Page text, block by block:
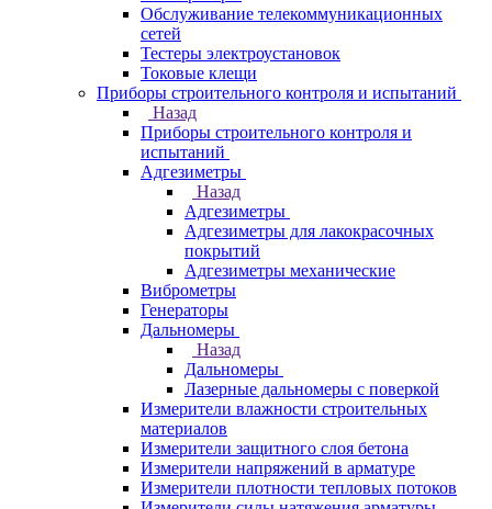
Обслуживание телекоммуникационных
сетей
Тестеры электроустановок
Токовые клещи
Приборы строительного контроля и испытаний
Назад
Приборы строительного контроля и
испытаний
Адгезиметры
Назад
Адгезиметры
Адгезиметры для лакокрасочных
покрытий
Адгезиметры механические
Виброметры
Генераторы
Дальномеры
Назад
Дальномеры
Лазерные дальномеры с поверкой
Измерители влажности строительных
материалов
Измерители защитного слоя бетона
Измерители напряжений в арматуре
Измерители плотности тепловых потоков